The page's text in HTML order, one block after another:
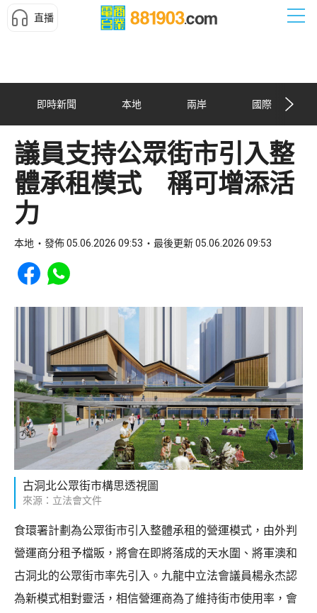
直播
即時新聞 本地 兩岸 國際
議員支持公眾街市引入整
體承租模式 稱可增添活
力
本地 發佈 05.06.2026 09:53 最後更新 05.06.2026 09:53
Share to Facebook
Share to WhatsApp
古洞北公眾街市構思透視圖
來源：立法會文件
食環署計劃為公眾街市引入整體承租的營運模式，由外判
營運商分租予檔販，將會在即將落成的天水圍、將軍澳和
古洞北的公眾街市率先引入。九龍中立法會議員楊永杰認
為新模式相對靈活，相信營運商為了維持街市使用率，會